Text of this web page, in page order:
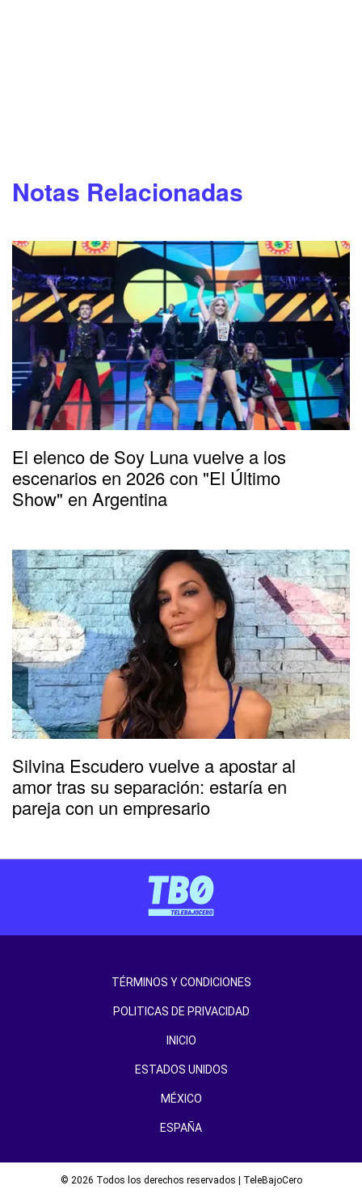
Notas Relacionadas
El elenco de Soy Luna vuelve a los
escenarios en 2026 con "El Último
Show" en Argentina
Silvina Escudero vuelve a apostar al
amor tras su separación: estaría en
pareja con un empresario
TÉRMINOS Y CONDICIONES
POLITICAS DE PRIVACIDAD
INICIO
ESTADOS UNIDOS
MÉXICO
ESPAÑA
© 2026 Todos los derechos reservados | TeleBajoCero